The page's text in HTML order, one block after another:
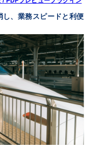
、業務スピードと利便